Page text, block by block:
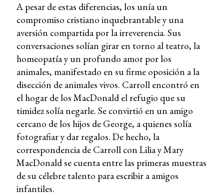
A pesar de estas diferencias, los unía un
compromiso cristiano inquebrantable y una
aversión compartida por la irreverencia. Sus
conversaciones solían girar en torno al teatro, la
homeopatía y un profundo amor por los
animales, manifestado en su firme oposición a la
disección de animales vivos. Carroll encontró en
el hogar de los MacDonald el refugio que su
timidez solía negarle. Se convirtió en un amigo
cercano de los hijos de George, a quienes solía
fotografiar y dar regalos. De hecho, la
correspondencia de Carroll con Lilia y Mary
MacDonald se cuenta entre las primeras muestras
de su célebre talento para escribir a amigos
infantiles.